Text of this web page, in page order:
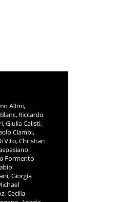
Altini,
Riccardo
Giulia Calisti,
Ciambi,
Vito, Christian
Formento
Giorgia
Cecilia